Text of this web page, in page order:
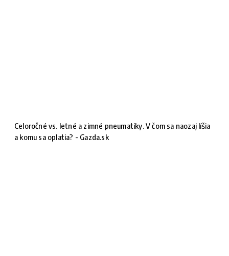
Celoročné vs. letné a zimné pneumatiky. V čom sa naozaj líšia
a komu sa oplatia? - Gazda.sk